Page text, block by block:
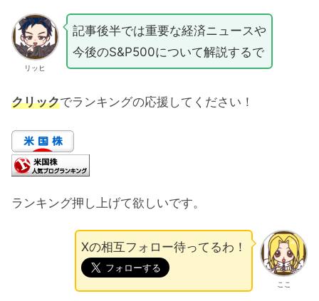
リッヒ
記事後半では重要な経済ニュースや
今後のS&P500について解説するで
クリックでランキングの応援してください！
ランキング押し上げて欲しいです。
ここ
Xの相互フォロー待ってるわ！